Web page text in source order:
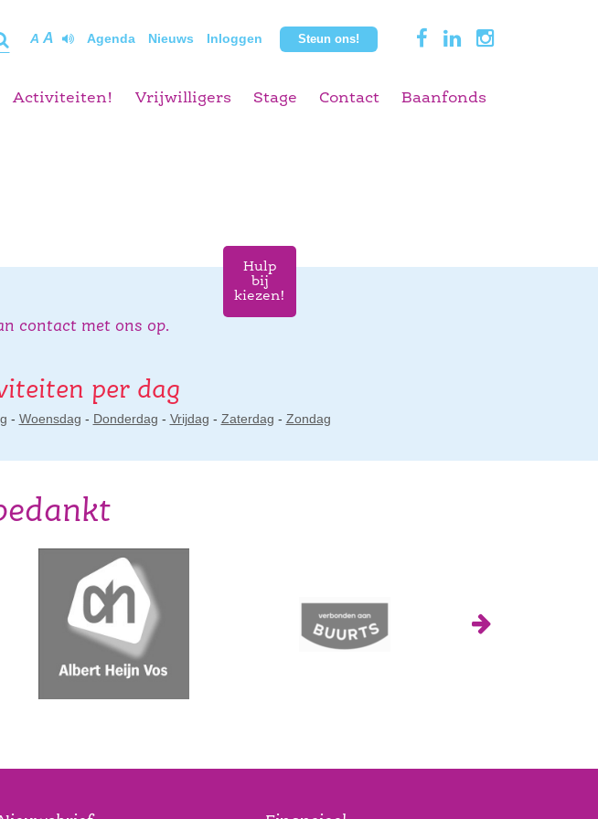
A A Agenda Nieuws Inloggen Steun ons!
Activiteiten! Vrijwilligers Stage Contact Baanfonds
contact met ons op.
Hulp
bij
kiezen!
per dag
- Woensdag - Donderdag - Vrijdag - Zaterdag - Zondag